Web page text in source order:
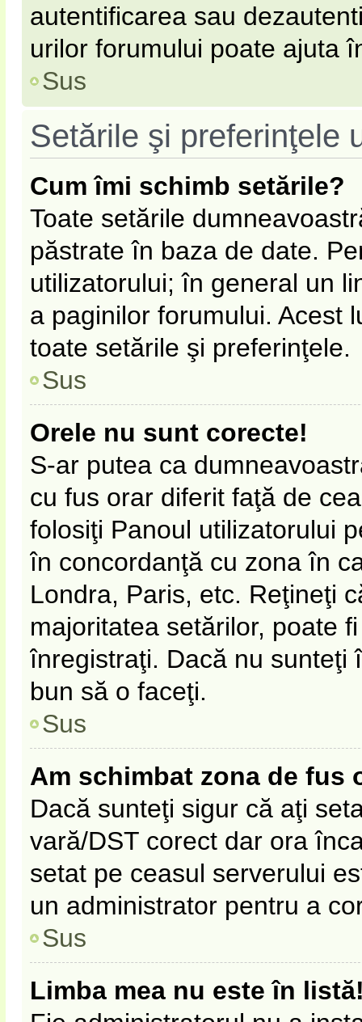
autentificarea sau
urilor forumului poate ajuta
Sus
Setările şi preferinţele
Cum îmi schimb setările?
Toate setările
păstrate în baza de date.
utilizatorului; în general un
a paginilor forumului. Acest
toate setările şi preferinţele.
Sus
Orele nu sunt corecte!
S-ar putea ca
cu fus orar diferit faţă de
folosiţi Panoul utilizatorului
în concordanţă cu zona în
Londra, Paris, etc. Reţineţi
majoritatea setărilor, poate
înregistraţi. Dacă nu sunteţi
bun să o faceţi.
Sus
Am schimbat zona de fus
Dacă sunteţi sigur că aţi
vară/DST corect dar ora
setat pe ceasul serverului
un administrator pentru a
Sus
Limba mea nu este în